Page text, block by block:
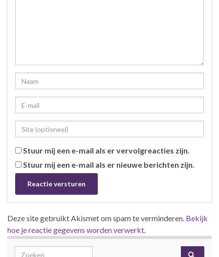
Stuur mij een e-mail als er vervolgreacties zijn.
Stuur mij een e-mail als er nieuwe berichten zijn.
Deze site gebruikt Akismet om spam te verminderen. Bekijk
hoe je reactie gegevens worden verwerkt.
Search for: